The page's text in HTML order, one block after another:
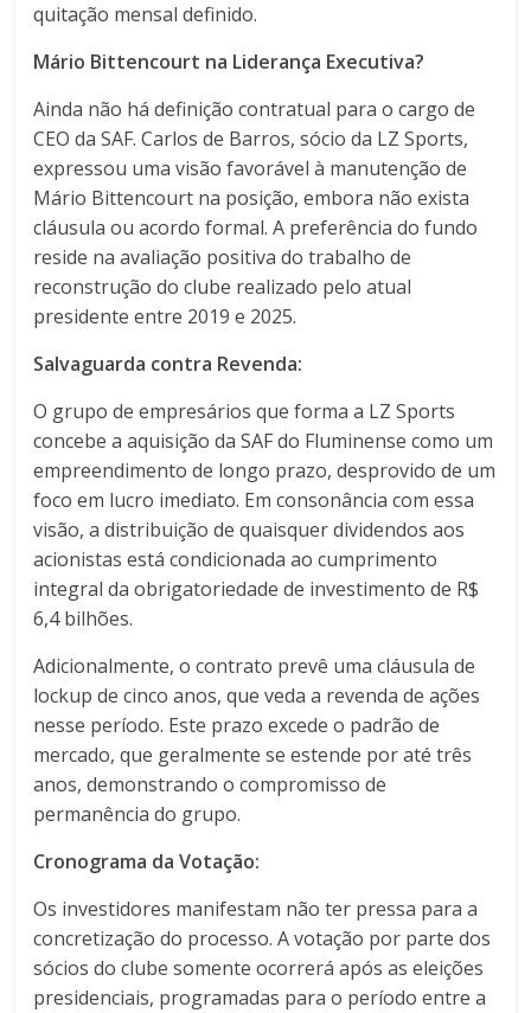
quitação mensal definido.
Mário Bittencourt na Liderança Executiva?
Ainda não há definição contratual para o cargo de
CEO da SAF. Carlos de Barros, sócio da LZ Sports,
expressou uma visão favorável à manutenção de
Mário Bittencourt na posição, embora não exista
cláusula ou acordo formal. A preferência do fundo
reside na avaliação positiva do trabalho de
reconstrução do clube realizado pelo atual
presidente entre 2019 e 2025.
Salvaguarda contra Revenda:
O grupo de empresários que forma a LZ Sports
concebe a aquisição da SAF do Fluminense como um
empreendimento de longo prazo, desprovido de um
foco em lucro imediato. Em consonância com essa
visão, a distribuição de quaisquer dividendos aos
acionistas está condicionada ao cumprimento
integral da obrigatoriedade de investimento de R$
6,4 bilhões.
Adicionalmente, o contrato prevê uma cláusula de
lockup de cinco anos, que veda a revenda de ações
nesse período. Este prazo excede o padrão de
mercado, que geralmente se estende por até três
anos, demonstrando o compromisso de
permanência do grupo.
Cronograma da Votação:
Os investidores manifestam não ter pressa para a
concretização do processo. A votação por parte dos
sócios do clube somente ocorrerá após as eleições
presidenciais, programadas para o período entre a